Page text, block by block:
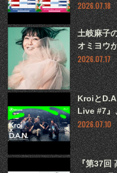
2026.07.18
土岐麻子
オミヨウ
2026.07.17
Kroiと
Live #7』
2026.07.10
『第37回